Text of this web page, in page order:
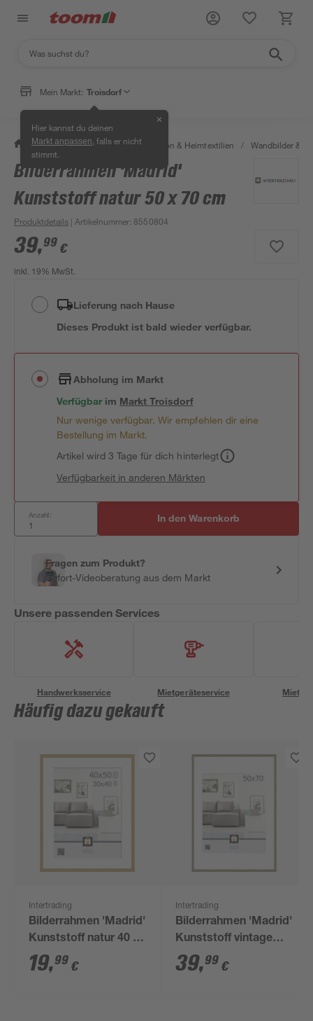
Mein Markt: Troisdorf
Hier kannst du deinen
Markt anpassen , falls er nicht
stimmt.
✕
/ Wohnen & Haushalt / Dekoration & Heimtextilien / Wandbilder &
Bilderrahmen 'Madrid'
Kunststoff natur 50 x 70 cm
Produktdetails | Artikelnummer: 8550804
39,99 €
inkl. 19% MwSt.
Lieferung nach Hause
Dieses Produkt ist bald wieder verfügbar.
Abholung im Markt
Verfügbar im MarktTroisdorf
Nur wenige verfügbar. Wir empfehlen dir eine
Bestellung im Markt.
Artikel wird 3 Tage für dich hinterlegt
Verfügbarkeit in anderen Märkten
Anzahl: In den Warenkorb
Fragen zum Produkt?
Sofort-Videoberatung aus dem Markt
Unsere passenden Services
Handwerksservice Mietgeräteservice
Häufig dazu gekauft
Intertrading
Bilderrahmen 'Madrid'
Kunststoff natur 40 x
50 cm
19,99 €
Intertrading
Bilderrahmen 'Madrid'
Kunststoff vintage
eichefarben 50 x 70
cm
39,99 €